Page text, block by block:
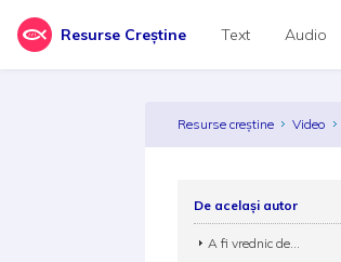
Resurse Creștine Text Audio
Resurse creștine Video
De același autor
A fi vrednic de...